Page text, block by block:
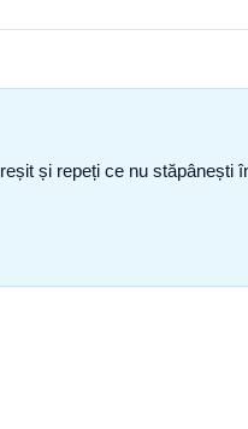
și repeți ce nu